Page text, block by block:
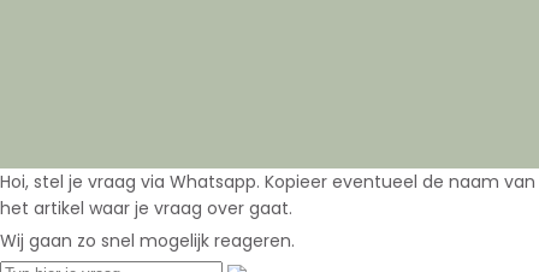
Hoi, stel je vraag via Whatsapp. Kopieer eventueel de naam van
het artikel waar je vraag over gaat.
Wij gaan zo snel mogelijk reageren.